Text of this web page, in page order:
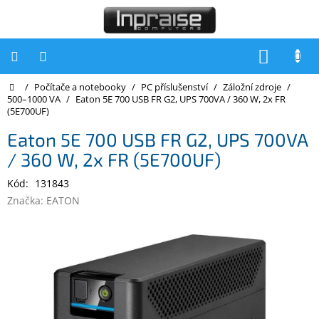
Počítače
Počítače
Notebooky
Tiskárny
Domů
/ Počítače a notebooky / PC příslušenství / Záložní zdroje /
500–1000 VA / Eaton 5E 700 USB FR G2, UPS 700VA / 360 W, 2x FR
(5E700UF)
Eaton 5E 700 USB FR G2, UPS 700VA
/ 360 W, 2x FR (5E700UF)
Kód: 131843
Značka: EATON